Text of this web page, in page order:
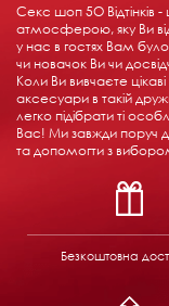
Секс шоп 5О Відтінків
атмосферою, яку Ви
у нас в гостях Вам
чи новачок Ви чи
Коли Ви вивчаєте
аксесуари в такій
легко підібрати ті
Вас! Ми завжди поруч
та допомогти з
Безкоштовна